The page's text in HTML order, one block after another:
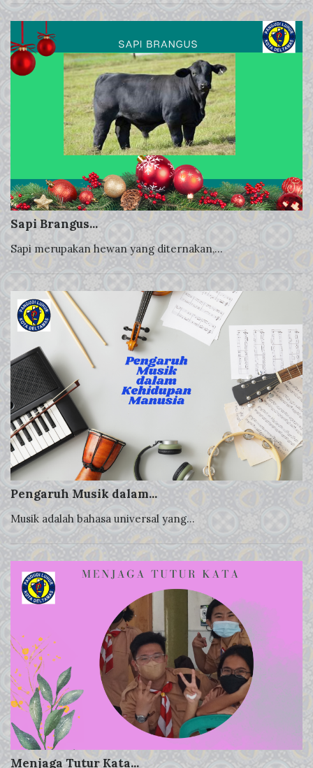
Sapi Brangus...
Sapi merupakan hewan yang diternakan,...
Pengaruh Musik dalam...
Musik adalah bahasa universal yang...
Menjaga Tutur Kata...